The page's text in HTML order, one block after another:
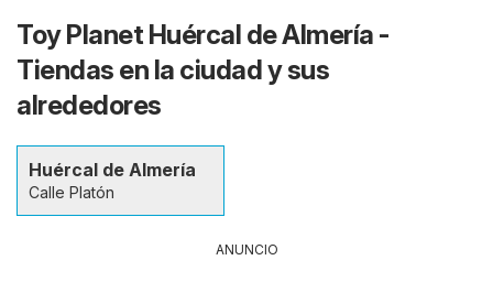
Toy Planet Huércal de Almería -
Tiendas en la ciudad y sus
alrededores
Huércal de Almería
Calle Platón
ANUNCIO